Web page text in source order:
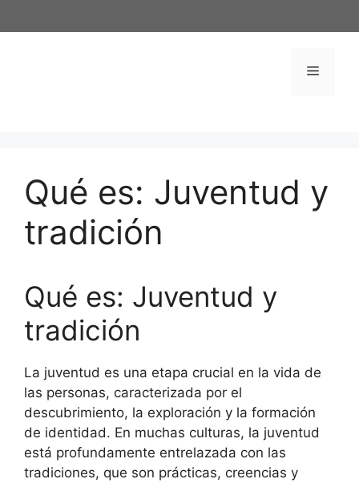
al
Menú
Qué es: Juventud y
tradición
Qué es: Juventud y
tradición
La juventud es una etapa crucial en la vida de
las personas, caracterizada por el
descubrimiento, la exploración y la formación
de identidad. En muchas culturas, la juventud
está profundamente entrelazada con las
tradiciones, que son prácticas, creencias y